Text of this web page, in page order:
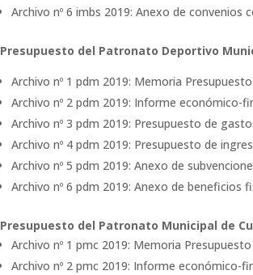
Archivo nº 6 imbs 2019: Anexo de convenios
Presupuesto del Patronato Deportivo
Archivo nº 1 pdm 2019: Memoria
Archivo nº 2 pdm 2019: Informe económico-
Archivo nº 3 pdm 2019: Presupuesto de
Archivo nº 4 pdm 2019: Presupuesto de
Archivo nº 5 pdm 2019: Anexo de
Archivo nº 6 pdm 2019: Anexo de beneficios
Presupuesto del Patronato Municipal de
Archivo nº 1 pmc 2019: Memoria Presupuesto
Archivo nº 2 pmc 2019: Informe económico-